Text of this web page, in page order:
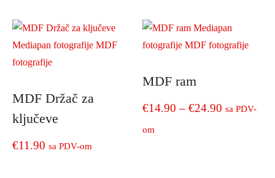
MDF Držač za
ključeve
€11.90 sa PDV-om
MDF ram
€14.90 – €24.90 Price
sa PDV-
om